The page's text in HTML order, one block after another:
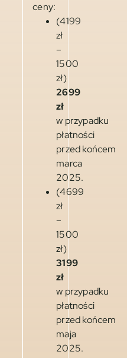
ceny:
(4199
zł
–
1500
zł)
2699
zł
w przypadku
płatności
przed końcem
marca
2025.
(4699
zł
–
1500
zł)
3199
zł
w przypadku
płatności
przed końcem
maja
2025.